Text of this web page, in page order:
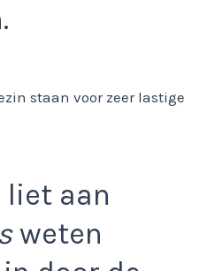
liet aan
weten